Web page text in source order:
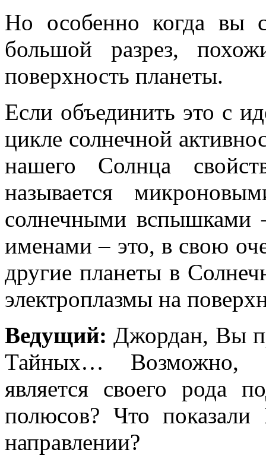
Но особенно когда вы
большой разрез,
поверхность планеты.
Если объединить это с
цикле солнечной
нашего Солнца
называется
солнечными вспышками
именами – это, в свою
другие планеты в
электроплазмы на
Ведущий: Джордан, Вы
Тайных… Возможно,
является своего рода
полюсов? Что
направлении?